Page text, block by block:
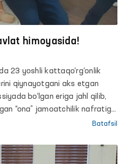
himoyasida!
23 yoshli kattaqo‘rg‘onlik
qiynayotgani aks etgan
bo‘lgan eriga jahl qilib,
“ona” jamoatchilik nafratiga
Batafsil